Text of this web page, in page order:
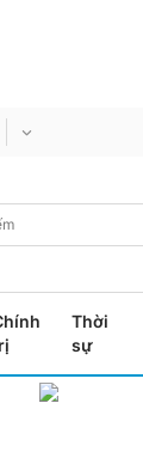
Thời
sự